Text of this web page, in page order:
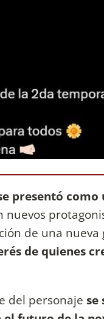
presentó
nuevos
de una
de quienes
del personaje se